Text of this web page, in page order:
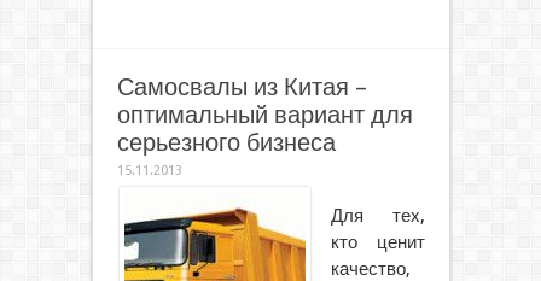
Самосвалы из Китая –
оптимальный вариант для
серьезного бизнеса
15.11.2013
Для тех,
кто ценит
качество,